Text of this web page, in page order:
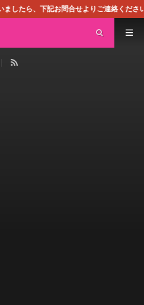
せよりご連絡ください。即刻対処さ